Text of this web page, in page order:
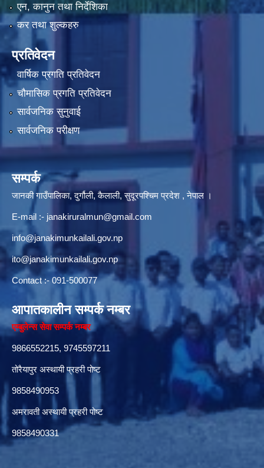
एन, कानुन तथा निर्देशिका
कर तथा शुल्कहरु
प्रतिवेदन
वार्षिक प्रगति प्रतिवेदन
चौमासिक प्रगति प्रतिवेदन
सार्वजनिक सुनुवाई
सार्वजनिक परीक्षण
सम्पर्क
जानकी गाउँपालिका, दुर्गौली, कैलाली, सुदूरपश्चिम प्रदेश , नेपाल ।
E-mail :- janakiruralmun@gmail.com
info@janakimunkailali.gov.np
ito@janakimunkailali.gov.np
Contact :- 091-500077
आपातकालीन सम्पर्क नम्बर
एम्बुलेन्स सेवा सम्पर्क नम्बर
9866552215, 9745597211
तोरैयापुर अस्थायी प्रहरी पोष्ट
9858490953
अमरावती अस्थायी प्रहरी पोष्ट
9858490331